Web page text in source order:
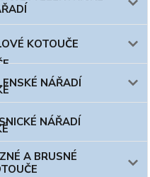
KOTOUČE
NÁŘADÍ
NÁŘADÍ
A BRUSNÉ